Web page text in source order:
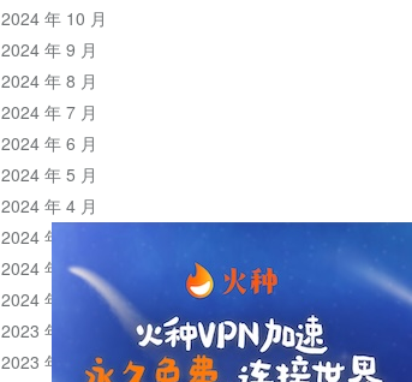
2024 年 10 月
2024 年 9 月
2024 年 8 月
2024 年 7 月
2024 年 6 月
2024 年 5 月
2024 年 4 月
2024 年 3 月
2024 年 2 月
2024 年 1 月
2023 年 12 月
2023 年 11 月